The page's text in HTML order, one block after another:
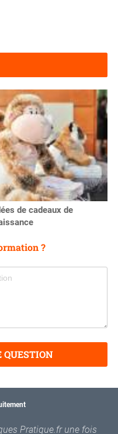
de cadeaux de
?
QUESTION
Pratique.fr une fois